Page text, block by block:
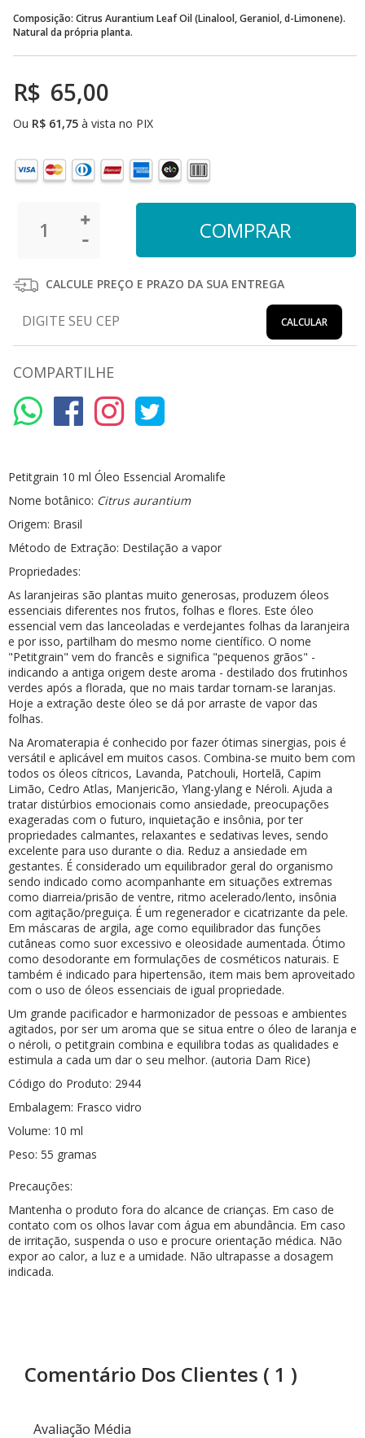
Composição: Citrus Aurantium Leaf Oil (Linalool, Geraniol, d-Limonene).
Natural da própria planta.
R$ 65,00
Ou R$ 61,75 à vista no PIX
CALCULE PREÇO E PRAZO DA SUA ENTREGA
CALCULAR
COMPARTILHE
Petitgrain 10 ml Óleo Essencial Aromalife
Nome botânico: Citrus aurantium
Origem: Brasil
Método de Extração: Destilação a vapor
Propriedades:
As laranjeiras são plantas muito generosas, produzem óleos
essenciais diferentes nos frutos, folhas e flores. Este óleo
essencial vem das lanceoladas e verdejantes folhas da laranjeira
e por isso, partilham do mesmo nome científico. O nome
"Petitgrain" vem do francês e significa "pequenos grãos" -
indicando a antiga origem deste aroma - destilado dos frutinhos
verdes após a florada, que no mais tardar tornam-se laranjas.
Hoje a extração deste óleo se dá por arraste de vapor das
folhas.
Na Aromaterapia é conhecido por fazer ótimas sinergias, pois é
versátil e aplicável em muitos casos. Combina-se muito bem com
todos os óleos cítricos, Lavanda, Patchouli, Hortelã, Capim
Limão, Cedro Atlas, Manjericão, Ylang-ylang e Néroli. Ajuda a
tratar distúrbios emocionais como ansiedade, preocupações
exageradas com o futuro, inquietação e insônia, por ter
propriedades calmantes, relaxantes e sedativas leves, sendo
excelente para uso durante o dia. Reduz a ansiedade em
gestantes. É considerado um equilibrador geral do organismo
sendo indicado como acompanhante em situações extremas
como diarreia/prisão de ventre, ritmo acelerado/lento, insônia
com agitação/preguiça. É um regenerador e cicatrizante da pele.
Em máscaras de argila, age como equilibrador das funções
cutâneas como suor excessivo e oleosidade aumentada. Ótimo
como desodorante em formulações de cosméticos naturais. E
também é indicado para hipertensão, item mais bem aproveitado
com o uso de óleos essenciais de igual propriedade.
Um grande pacificador e harmonizador de pessoas e ambientes
agitados, por ser um aroma que se situa entre o óleo de laranja e
o néroli, o petitgrain combina e equilibra todas as qualidades e
estimula a cada um dar o seu melhor. (autoria Dam Rice)
Código do Produto: 2944
Embalagem: Frasco vidro
Volume: 10 ml
Peso: 55 gramas
Precauções:
Mantenha o produto fora do alcance de crianças. Em caso de
contato com os olhos lavar com água em abundância. Em caso
de irritação, suspenda o uso e procure orientação médica. Não
expor ao calor, a luz e a umidade. Não ultrapasse a dosagem
indicada.
Comentário Dos Clientes ( 1 )
Avaliação Média